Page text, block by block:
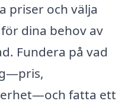
priser och välja
dina behov av
Fundera på vad
fatta ett